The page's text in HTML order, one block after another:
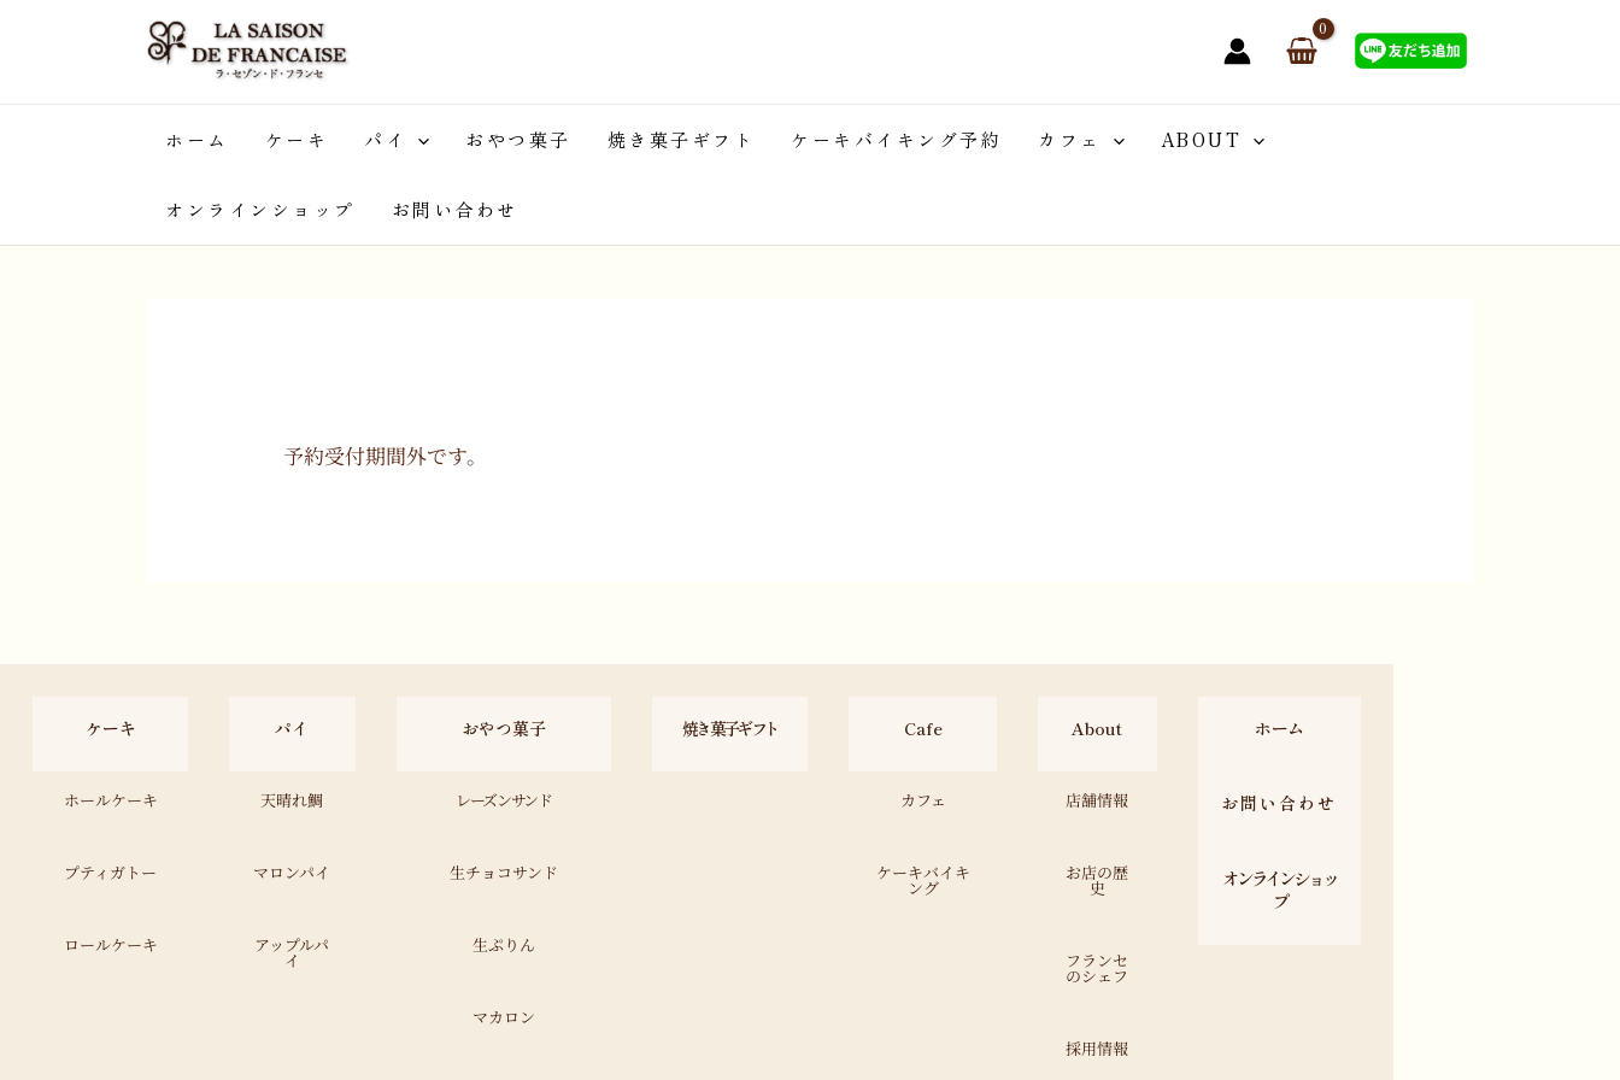
ホーム ケーキ パイ おやつ菓子 焼き菓子ギフト ケーキバイキング予約 カフェ ABOUT
オンラインショップ お問い合わせ
予約受付期間外です。
ケーキ
ホールケーキ
プティガトー
ロールケーキ
パイ
天晴れ鯛
マロンパイ
アップルパ
イ
おやつ菓子
レーズンサンド
生チョコサンド
生ぷりん
マカロン
焼き菓子ギフト Cafe
カフェ
ケーキバイキ
ング
About
店舗情報
お店の歴
史
フランセ
のシェフ
採用情報
ホーム
お問い合わせ
オンラインショッ
プ